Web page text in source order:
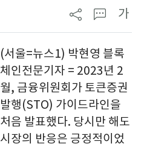
가
(서울=뉴스1) 박현영 블록
체인전문기자 = 2023년 2
월, 금융위원회가 토큰증권
발행(STO) 가이드라인을
처음 발표했다. 당시만 해도
시장의 반응은 긍정적이었